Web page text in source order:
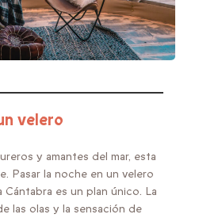
velero
y amantes del mar, esta
Pasar la noche en un velero
es un plan único. La
las olas y la sensación de